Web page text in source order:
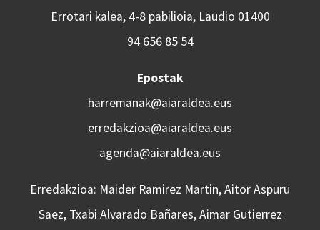
Errotari kalea, 4-8 pabilioia, Laudio 01400
94 656 85 54
Epostak
harremanak@aiaraldea.eus
erredakzioa@aiaraldea.eus
agenda@aiaraldea.eus
Erredakzioa: Maider Ramirez Martin, Aitor Aspuru
Saez, Txabi Alvarado Bañares, Aimar Gutierrez